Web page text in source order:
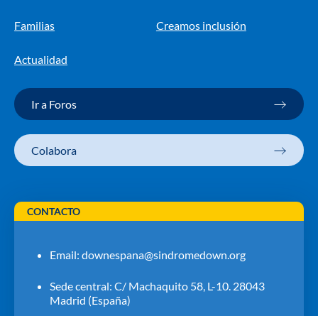
Familias Creamos inclusión
Actualidad
Ir a Foros
Colabora
CONTACTO
Email: downespana@sindromedown.org
Sede central: C/ Machaquito 58, L-10. 28043
Madrid (España)